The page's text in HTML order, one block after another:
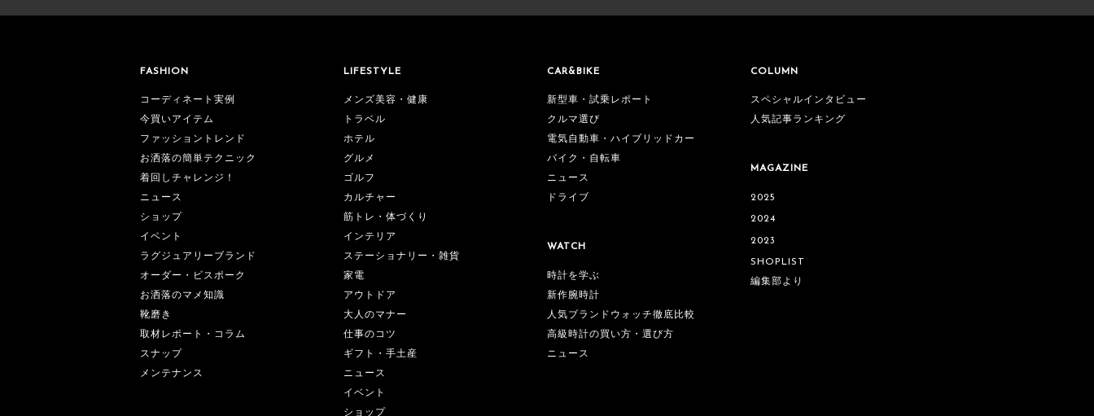
FASHION
コーディネート実例
今買いアイテム
ファッショントレンド
お洒落の簡単テクニック
着回しチャレンジ！
ニュース
ショップ
イベント
ラグジュアリーブランド
オーダー・ビスポーク
お洒落のマメ知識
靴磨き
取材レポート・コラム
スナップ
メンテナンス
LIFESTYLE
メンズ美容・健康
トラベル
ホテル
グルメ
ゴルフ
カルチャー
筋トレ・体づくり
インテリア
ステーショナリー・雑貨
家電
アウトドア
大人のマナー
仕事のコツ
ギフト・手土産
ニュース
イベント
ショップ
CAR&BIKE
新型車・試乗レポート
クルマ選び
電気自動車・ハイブリッドカー
バイク・自転車
ニュース
ドライブ
WATCH
時計を学ぶ
新作腕時計
人気ブランドウォッチ徹底比較
高級時計の買い方・選び方
ニュース
COLUMN
スペシャルインタビュー
人気記事ランキング
MAGAZINE
2025
2024
2023
SHOPLIST
編集部より